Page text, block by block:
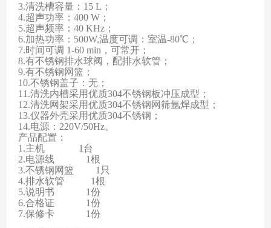
3.清洗槽容量：15 L ；
4.超声功率：400 W；
5.超声频率：40 KHz；
6.加热功率：500W,温度可调：室温-80℃ ；
7.时间可调 1-60 min ，可常开；
8.有不锈钢排水球阀，配排水软管；
9.有不锈钢网篮；
10.不锈钢盖子：无；
11.清洗内槽采用优质304不锈钢板冲压成型；
12.清洗网架采用优质304不锈钢网筛氩焊成型 ；
13.仪器外壳采用优质304不锈钢 ；
14.电源：220V/50Hz。
产品配置：
1.主机
1台
2.电源线 1根
3.不锈钢网篮
1只
4.排水软管 1根
5.说明书 1份
6.合格证 1份
7.保修卡 1份